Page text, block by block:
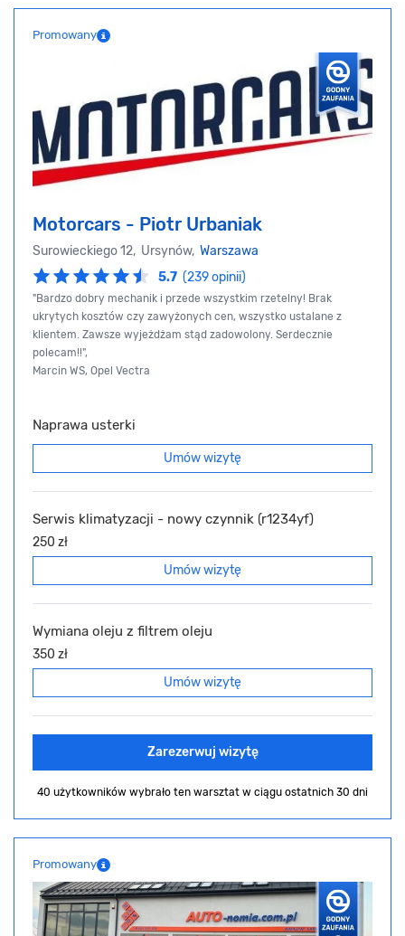
Promowany
Motorcars - Piotr Urbaniak
Surowieckiego 12, Ursynów, Warszawa
5.7 (239 opinii)
"Bardzo dobry mechanik i przede wszystkim rzetelny! Brak
ukrytych kosztów czy zawyżonych cen, wszystko ustalane z
klientem. Zawsze wyjeżdżam stąd zadowolony. Serdecznie
polecam!!",
Marcin WS, Opel Vectra
Naprawa usterki
Umów wizytę
Serwis klimatyzacji - nowy czynnik (r1234yf)
250 zł
Umów wizytę
Wymiana oleju z filtrem oleju
350 zł
Umów wizytę
Zarezerwuj wizytę
40 użytkowników wybrało ten warsztat w ciągu ostatnich 30 dni
Promowany